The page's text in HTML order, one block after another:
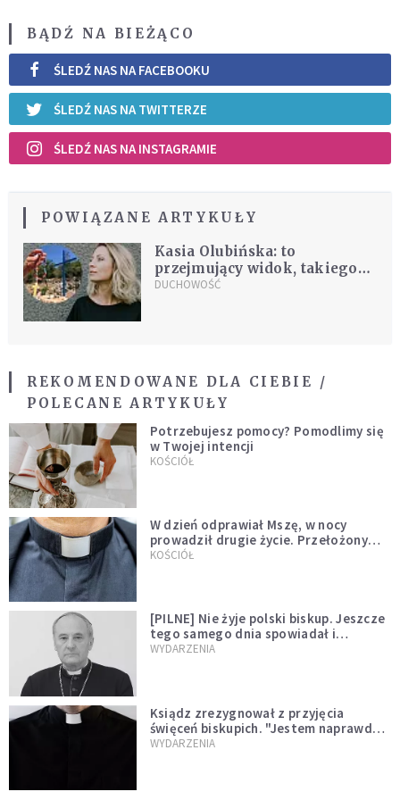
BĄDŹ NA BIEŻĄCO
ŚLEDŹ NAS NA FACEBOOKU
ŚLEDŹ NAS NA TWITTERZE
ŚLEDŹ NAS NA INSTAGRAMIE
POWIĄZANE ARTYKUŁY
Kasia Olubińska: to
przejmujący widok, takiego
Medjugorie nie znałam
DUCHOWOŚĆ
REKOMENDOWANE DLA CIEBIE /
POLECANE ARTYKUŁY
Potrzebujesz pomocy? Pomodlimy się
w Twojej intencji
KOŚCIÓŁ
W dzień odprawiał Mszę, w nocy
prowadził drugie życie. Przełożony
kazał mu opuścić zakon
KOŚCIÓŁ
[PILNE] Nie żyje polski biskup. Jeszcze
tego samego dnia spowiadał i
sprawował Mszę świętą
WYDARZENIA
Ksiądz zrezygnował z przyjęcia
święceń biskupich. "Jestem naprawdę
niegodny"
WYDARZENIA